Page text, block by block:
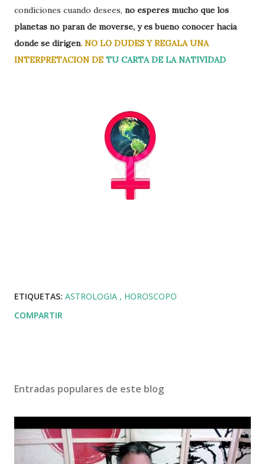
condiciones cuando desees, no esperes mucho que los
planetas no paran de moverse, y es bueno conocer hacia
donde se dirigen. NO LO DUDES Y REGALA UNA
INTERPRETACION DE TU CARTA DE LA NATIVIDAD
ETIQUETAS: ASTROLOGIA
HOROSCOPO
COMPARTIR
Entradas populares de este blog